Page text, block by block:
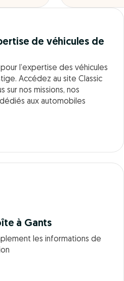
de véhicules de
l’expertise des véhicules
Accédez au site Classic
sur nos missions, nos
aux automobiles
à Gants
les informations de